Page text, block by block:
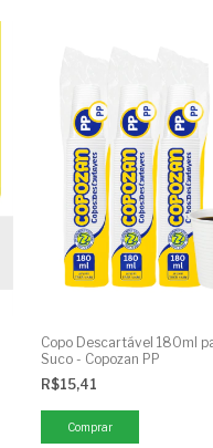
Copo Descartável 180ml
Suco - Copozan PP
R$15,41
Comprar